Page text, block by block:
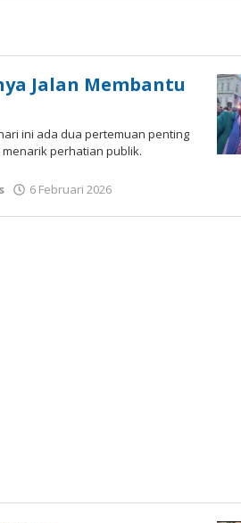
Jalan Membantu
ini ada dua pertemuan penting
perhatian publik.
6 Februari 2026
Susanto